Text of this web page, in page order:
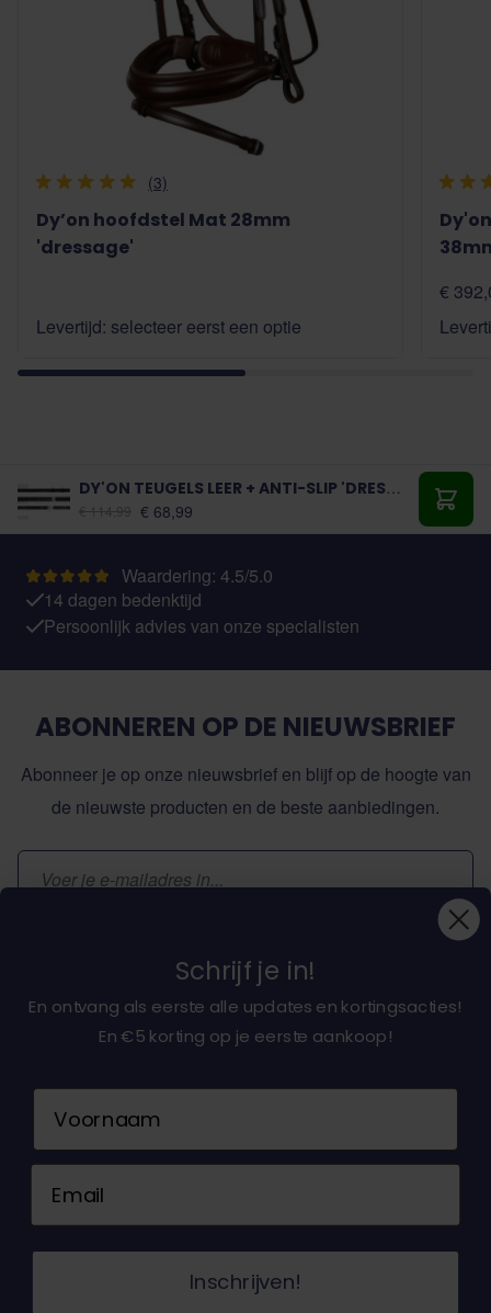
(3)
Dy’on hoofdstel Mat 28mm
'dressage'
Levertijd: selecteer eerst een optie
€
DY'ON TEUGELS LEER + ANTI-SLIP 'DRESSAGE'
Vanaf:
€ 68,99
Waardering: 4.5/5.0
14 dagen bedenktijd
Persoonlijk advies van onze specialisten
ABONNEREN OP DE NIEUWSBRIEF
Abonneer je op onze nieuwsbrief en blijf op de hoogte van
de nieuwste producten en de beste aanbiedingen.
E-mailadres
Over ons
Klantenservice
Neem contact op
© 2026 Dochorse. Alle rechten voorbehouden.
Ontwerp en ontwikkeling door -
Schrijf je in!
En ontvang als eerste alle updates en kortingsacties!
En €5 korting op je eerste aankoop!
Inschrijven!